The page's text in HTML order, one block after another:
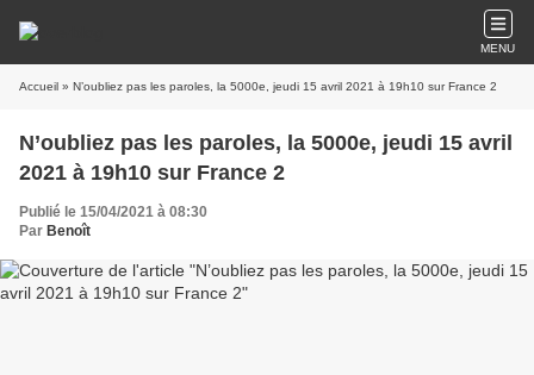
MENU
Accueil » N’oubliez pas les paroles, la 5000e, jeudi 15 avril 2021 à 19h10 sur France 2
N’oubliez pas les paroles, la 5000e, jeudi 15 avril
2021 à 19h10 sur France 2
Publié le 15/04/2021 à 08:30
Par Benoît